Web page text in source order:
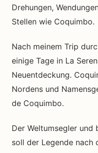
Drehungen,
Stellen wie Coquimbo.
Nach meinem Trip
einige Tage in La
Neuentdeckung.
Nordens und
de Coquimbo.
Der Weltumsegler und
soll der Legende nach